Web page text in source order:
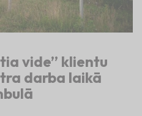
vide” klientu
darba laikā